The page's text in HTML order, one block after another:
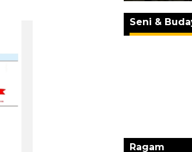
Seni &
Dorong Dewan
Jadi Penggerak
Perda Sumedang
BERKARYA
Ragam